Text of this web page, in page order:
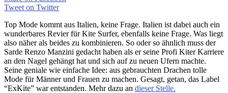
Tweet on Twitter
Top Mode kommt aus Italien, keine Frage. Italien ist dabei auch ein
wunderbares Revier für Kite Surfer, ebenfalls keine Frage. Was liegt
also näher als beides zu kombinieren. So oder so ähnlich muss der
Sarde Renzo Manzini gedacht haben als er seine Profi Kiter Karriere
an den Nagel gehängt hat und sich auf zu neuen Ufern machte.
Seine geniale wie einfache Idee: aus gebrauchten Drachen tolle
Mode für Männer und Frauen zu machen. Gesagt, getan, das Label
“ExKite” war entstanden. Mehr dazu an dieser Stelle.